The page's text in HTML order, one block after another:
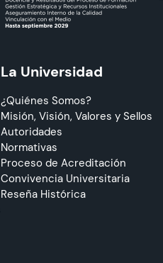
La Universidad
¿Quiénes Somos?
Misión, Visión, Valores y Sellos
Autoridades
Normativas
Proceso de Acreditación
Convivencia Universitaria
Reseña Histórica